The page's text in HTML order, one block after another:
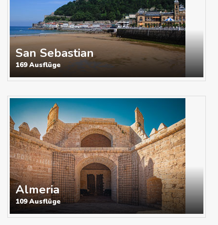
San Sebastian
169 Ausflüge
Almeria
109 Ausflüge